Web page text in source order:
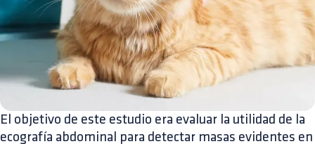
El objetivo de este estudio era evaluar la utilidad de la
ecografía abdominal para detectar masas evidentes en